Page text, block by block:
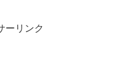
ーリンク